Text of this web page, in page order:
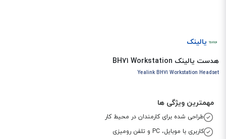
یالینک
هدست یالینک BH71 Workstation
Yealink BH71 Workstation Headset
مهمترین ویژگی ها
طراحی شده برای کارمندان در محیط کار
کاربری با موبایل، PC و تلفن رومیزی